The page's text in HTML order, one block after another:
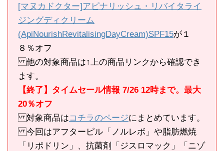
[マヌカドクター]アピナリッシュ・リバイタライ
ジングディクリーム
(ApiNourishRevitalisingDayCream)SPF15が１
８％オフ
他の対象商品は↑上の商品リンクから確認でき
ます。
【終了】タイムセール情報 7/26 12時まで。最大
20％オフ
対象商品はコチラのページにまとめています。
今回はアフターピル「ノルレボ」や脂肪燃焼
「リポドリン」、抗菌剤「ジスロマック」「ニゾ